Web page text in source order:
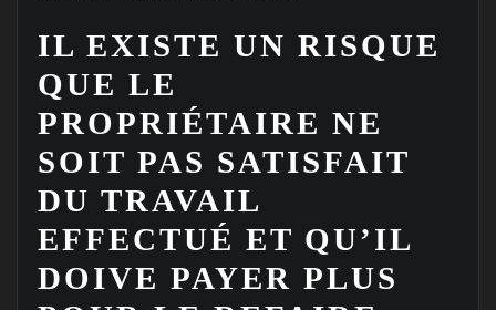
IL EXISTE UN RISQUE
QUE LE
PROPRIÉTAIRE NE
SOIT PAS SATISFAIT
DU TRAVAIL
EFFECTUÉ ET QU’IL
DOIVE PAYER PLUS